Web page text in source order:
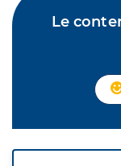
Le